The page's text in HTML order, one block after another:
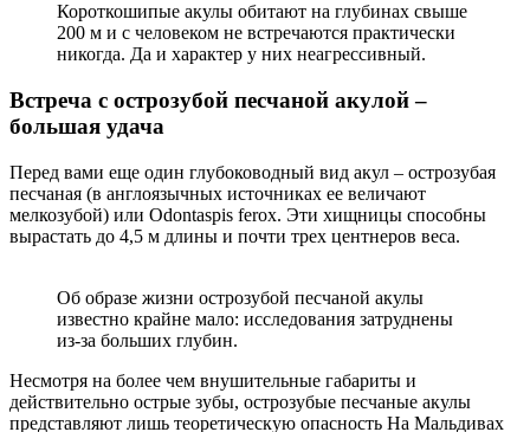
Короткошипые акулы обитают на глубинах свыше
200 м и с человеком не встречаются практически
никогда. Да и характер у них неагрессивный.
Встреча с острозубой песчаной акулой –
большая удача
Перед вами еще один глубоководный вид акул – острозубая
песчаная (в англоязычных источниках ее величают
мелкозубой) или Odontaspis ferox. Эти хищницы способны
вырастать до 4,5 м длины и почти трех центнеров веса.
Об образе жизни острозубой песчаной акулы
известно крайне мало: исследования затруднены
из-за больших глубин.
Несмотря на более чем внушительные габариты и
действительно острые зубы, острозубые песчаные акулы
представляют лишь теоретическую опасность На Мальдивах